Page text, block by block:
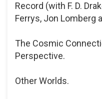
Record (with F. D.
Ferrys, Jon Lomberg
The Cosmic
Perspective.
Other Worlds.